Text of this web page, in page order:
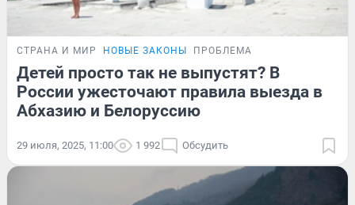
СТРАНА И МИР НОВЫЕ ЗАКОНЫ ПРОБЛЕМА
Детей просто так не выпустят? В
России ужесточают правила выезда в
Абхазию и Белоруссию
29 июля, 2025, 11:00 1 992 Обсудить